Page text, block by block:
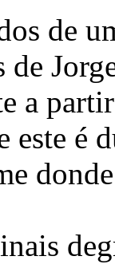
de
de
a
este é